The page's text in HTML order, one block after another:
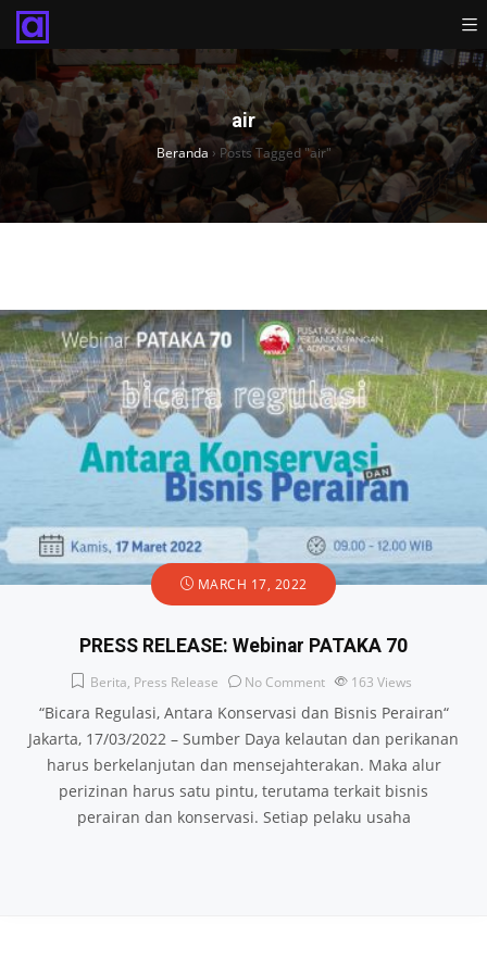
air
Beranda › Posts Tagged "air"
MARCH 17, 2022
PRESS RELEASE: Webinar PATAKA 70
Berita, Press Release No Comment 163 Views
“Bicara Regulasi, Antara Konservasi dan Bisnis Perairan“
Jakarta, 17/03/2022 – Sumber Daya kelautan dan perikanan
harus berkelanjutan dan mensejahterakan. Maka alur
perizinan harus satu pintu, terutama terkait bisnis
perairan dan konservasi. Setiap pelaku usaha